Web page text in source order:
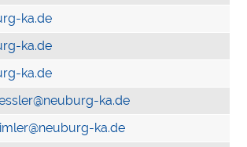
ka.de
ka.de
ka.de
ka.de
ka.de